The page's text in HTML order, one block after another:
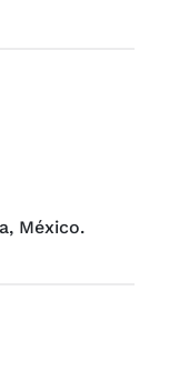
México.